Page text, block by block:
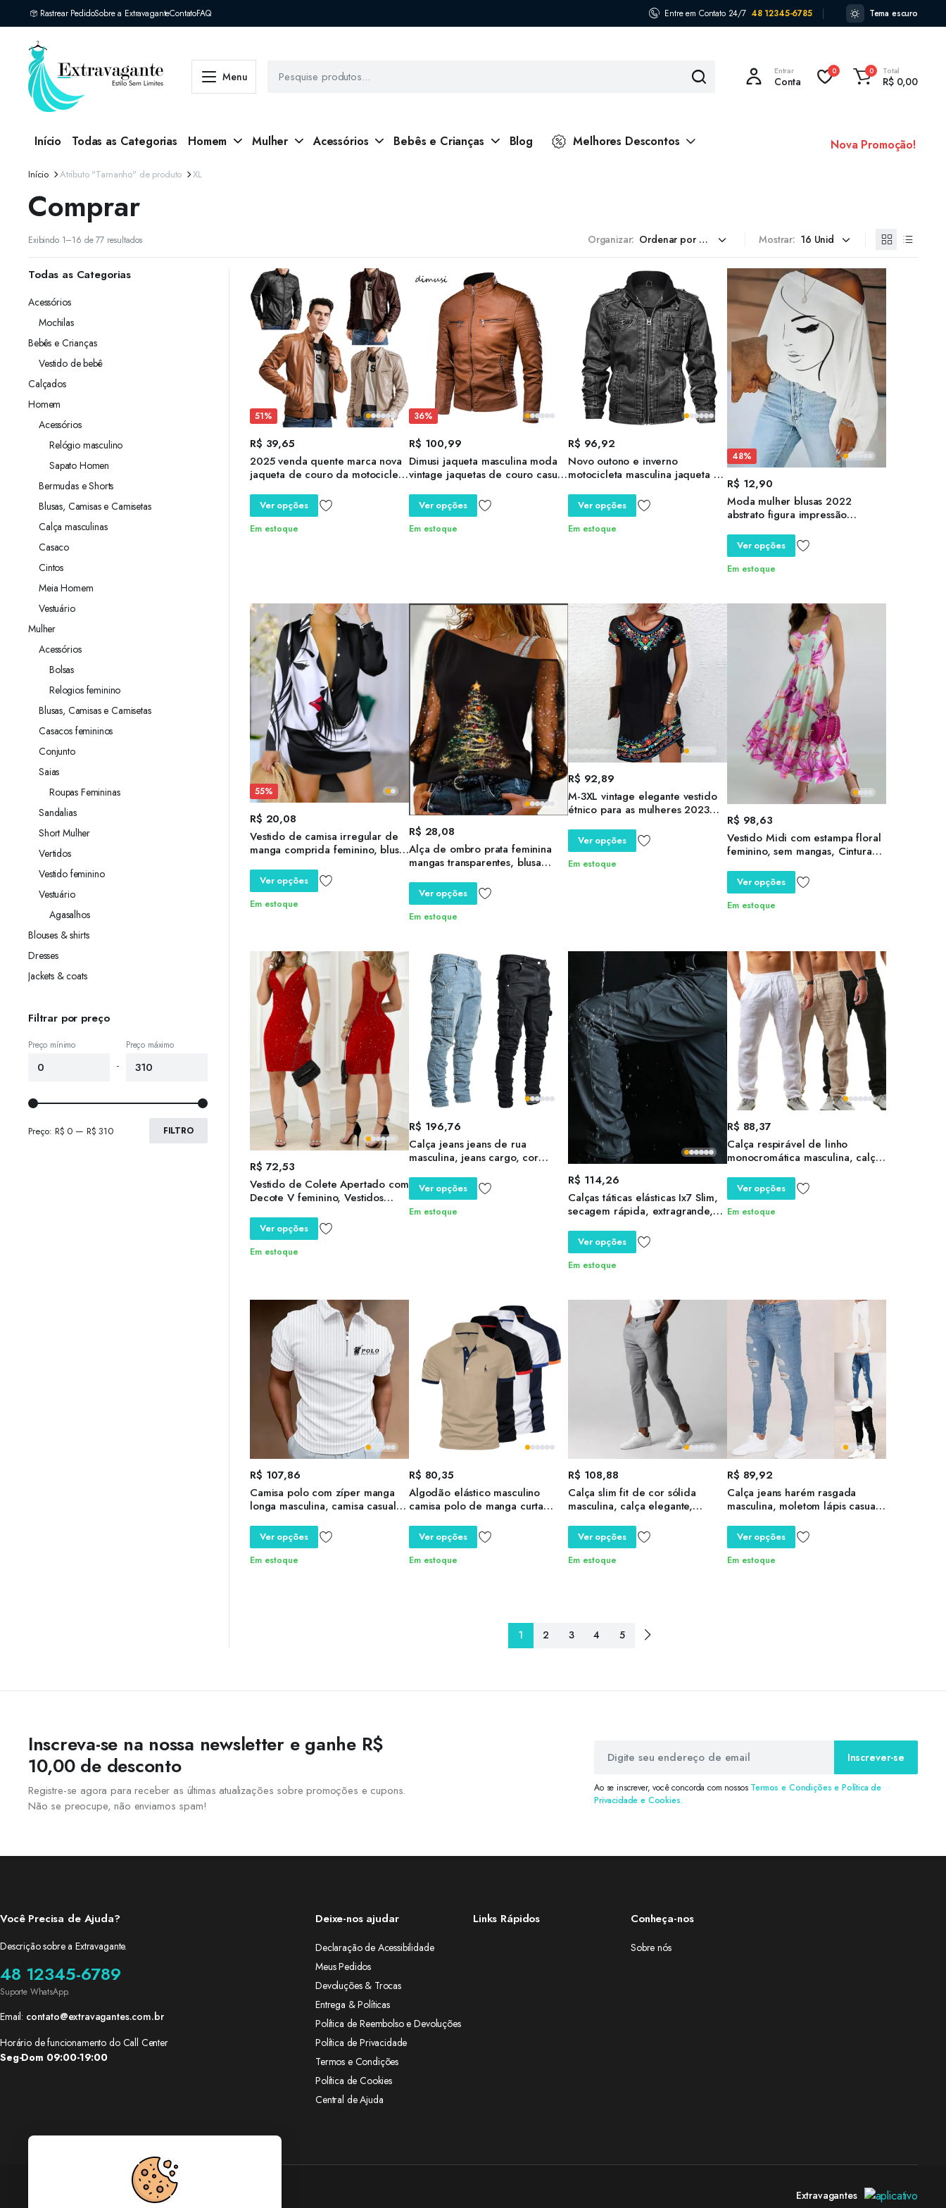
Rastrear PedidoSobre a ExtravaganteContatoFAQ Entre em Contato 24/7 48 12345-6785 Tema escuro
Menu Entrar
Conta
0 0 Total
R$0,00
Início Todas as Categorias Homem Mulher Acessórios Bebês e Crianças Blog Melhores Descontos Nova Promoção!
Início Atributo "Tamanho" de produto XL
Comprar
Exibindo 1–16 de 77 resultadosClassificado
Organizar: Mostrar:
51%
R$ 39,65
2025 venda quente marca nova
jaqueta de couro da motocicleta
couro exterior roupas para
masculino vestuário homem
jaquetas
Ver opções
Em estoque
36%
R$ 100,99
Dimusi jaqueta masculina moda
vintage jaquetas de couro casual
motocicleta jaquetas motociclista
bolsos com zíper casacos
Ver opções
Em estoque
R$ 96,92
Novo outono e inverno
motocicleta masculina jaqueta à
juventude versátil casual jaqueta
de couro
Ver opções
Em estoque
48%
R$ 12,90
Moda mulher blusas 2022
abstrato figura impressão
elegante camisa de manga longa
oversized solto diário streetwear
Ver opções
Em estoque
55%
R$ 20,08
Vestido de camisa irregular de
manga comprida feminino, blusa
de botão, moda feminina, verão,
S-XXXL, 2023
Ver opções
Em estoque
R$ 28,08
Alça de ombro prata feminina
mangas transparentes, blusa
de Natal impressa, blusa manga
comprida
Ver opções
Em estoque
R$ 92,89
M-3XL vintage elegante vestido
étnico para as mulheres 2023
vestido casual roupas femininas
pulôver saia
Ver opções
Em estoque
R$ 98,63
Vestido Midi com estampa floral
feminino, sem mangas, Cintura
Sexy, Moda, Novo, 2022
Ver opções
Em estoque
R$ 72,53
Vestido de Colete Apertado com
Decote V feminino, Vestidos
de Festa Elegantes, Moda Sexy,
Verão, 2024
Ver opções
Em estoque
R$ 196,76
Calça jeans jeans de rua
masculina, jeans cargo, cor
de cintura média, slim fit, roupa
diária, corredores
Ver opções
Em estoque
R$ 114,26
Calças táticas elásticas Ix7 Slim,
secagem rápida, extragrande,
calças de ataque, calças de
treinamento
Ver opções
Em estoque
R$ 88,37
Calça respirável de linho
monocromática masculina, calça
corrida, streetwear verão
Ver opções
Em estoque
R$ 107,86
Camisa polo com zíper manga
longa masculina, camisa casual,
tamanho grande, S-4 XL, nova
moda, 2024
Ver opções
Em estoque
R$ 80,35
Algodão elástico masculino
camisa polo de manga curta
tamanho grande XS-5XL, camisa
de negócios, qualidade social,
verão
Ver opções
Em estoque
R$ 108,88
Calça slim fit de cor sólida
masculina, calça elegante,
fechamento de botão, macia
para trabalho
Ver opções
Em estoque
R$ 89,92
Calça jeans harém rasgada
masculina, moletom lápis casual,
monocromático, preto, azul e
branco, 2024
Ver opções
Em estoque
1 2 3 4 5
Todas as Categorias
Acessórios
Mochilas
Bebês e Crianças
Vestido de bebê
Calçados
Homem
Acessórios
Relógio masculino
Sapato Homen
Bermudas e Shorts
Blusas, Camisas e Camisetas
Calça masculinas
Casaco
Cintos
Meia Homem
Vestuário
Mulher
Acessórios
Bolsas
Relogios feminino
Blusas, Camisas e Camisetas
Casacos femininos
Conjunto
Saias
Roupas Femininas
Sandalias
Short Mulher
Vertidos
Vestido feminino
Vestuário
Agasalhos
Blouses & shirts
Dresses
Jackets & coats
Filtrar por preço
Preço mínimo
-
Preço máximo
FILTRO
Preço: R$ 0 — R$ 310
Inscreva-se na nossa newsletter e ganhe R$
10,00 de desconto
Registre-se agora para receber as últimas atualizações sobre promoções e cupons.
Não se preocupe, não enviamos spam!
Inscrever-se
Ao se inscrever, você concorda com nossos Termos e Condições e Política de
Privacidade e Cookies.
Você Precisa de Ajuda?
Descrição sobre a Extravagante.
48 12345-6789
Suporte WhatsApp.
Email: contato@extravagantes.com.br
Horário de funcionamento do Call Center
Seg-Dom 09:00-19:00
Deixe-nos ajudar
Declaração de Acessibilidade
Meus Pedidos
Devoluções & Trocas
Entrega & Políticas
Política de Reembolso e Devoluções
Política de Privacidade
Termos e Condições
Política de Cookies
Central de Ajuda
Links Rápidos Conheça-nos
Sobre nós
Extravagantes